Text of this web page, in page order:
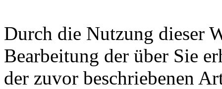
Durch die Nutzung dieser
Bearbeitung der über Sie
der zuvor beschriebenen